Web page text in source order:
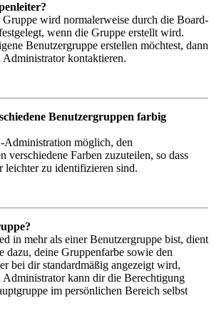
wird normalerweise durch die Board-
wenn die Gruppe erstellt wird.
Benutzergruppe erstellen möchtest, dann
Administrator kontaktieren.
Benutzergruppen farbig
Administration möglich, den
verschiedene Farben zuzuteilen, so dass
leichter zu identifizieren sind.
in mehr als einer Benutzergruppe bist, dient
dazu, deine Gruppenfarbe sowie den
bei dir standardmäßig angezeigt wird,
Administrator kann dir die Berechtigung
im persönlichen Bereich selbst